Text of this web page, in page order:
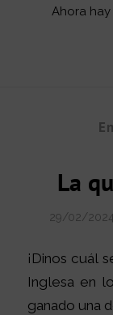
Ahora hay
La
29/02/2024
¡Dinos cuál
Inglesa en
ganado una